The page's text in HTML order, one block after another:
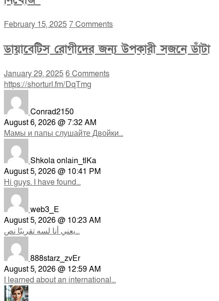
February 15, 20257 Comments
ডায়াবেটিস রোগীদের জন্য উপকারী সজনে ডাঁটা
January 29, 20256 Comments
https://shorturl.fm/DqTmg
Conrad2150
August 6, 2026 @ 7:32 AM
Мамы и папы слушайте Двойки...
Shkola onlain_tlKa
August 5, 2026 @ 10:41 PM
Hi guys. I have found...
web3_E
August 5, 2026 @ 10:23 AM
يعني أنا لسه تقريبًا نص...
888starz_zvEr
August 5, 2026 @ 12:59 AM
I learned about an international...